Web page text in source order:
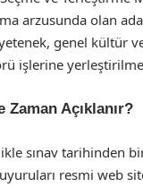
arzusunda olan
genel kültür
işlerine
Zaman Açıklanır?
sınav tarihinden
resmi web